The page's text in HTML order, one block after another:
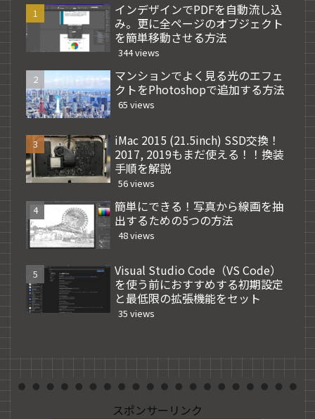
インデザインでPDFを自動流し込
み。更に全ページのオブジェクト
を簡単移動させる方法
344 views
マンションでよく見る光のエフェ
クトをPhotoshopで追加する方法
65 views
iMac 2015 (21.5inch) SSD交換！
2017, 2019もまだ使える！！換装
手順を解説
56 views
簡単にできる！写真から線画を抽
出するための5つの方法
48 views
Visual Studio Code（VS Code）
を使う前におすすめする初期設定
と最低限の拡張機能をセット
35 views
スポンサーリンク